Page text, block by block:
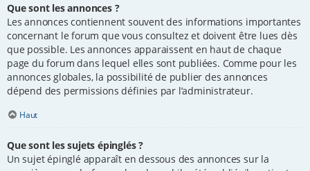
Que sont les annonces ?
Les annonces contiennent souvent des informations importantes
concernant le forum que vous consultez et doivent être lues dès
que possible. Les annonces apparaissent en haut de chaque
page du forum dans lequel elles sont publiées. Comme pour les
annonces globales, la possibilité de publier des annonces
dépend des permissions définies par l’administrateur.
Haut
Que sont les sujets épinglés ?
Un sujet épinglé apparaît en dessous des annonces sur la